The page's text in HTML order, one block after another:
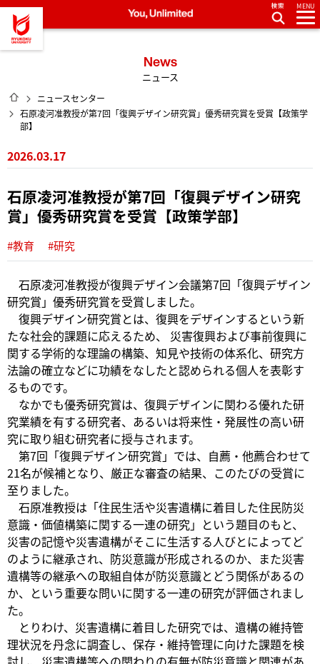
龍谷大学 You, Unlimited
MENU
News
ニュース
HOME
ニュースセンター
石原凌河准教授が第7回「復興デザイン研究賞」優秀研究賞を受賞【政策学
部】
2026.03.17
石原凌河准教授が第7回「復興デザイン研究
賞」優秀研究賞を受賞【政策学部】
#教育 #研究
石原凌河准教授が復興デザイン会議第7回「復興デザイン
研究賞」優秀研究賞を受賞しました。
復興デザイン研究賞とは、復興をデザインするという新
たな社会的課題に応えるため、 災害復興および事前復興に
関する学術的な理論の構築、知見や技術の体系化、研究方
法論の確立などに功績をなしたと認められる個人を表彰す
るものです。
なかでも優秀研究賞は、復興デザインに関わる優れた研
究業績を有する研究者、あるいは将来性・発展性の高い研
究に取り組む研究者に授与されます。
第7回「復興デザイン研究賞」では、自薦・他薦合わせて
21名が候補となり、厳正な審査の結果、このたびの受賞に
至りました。
石原准教授は「住民生活や災害遺構に着目した住民防災
意識・価値構築に関する一連の研究」という題目のもと、
災害の記憶や災害遺構がそこに生活する人びとによってど
のように継承され、防災意識が形成されるのか、また災害
遺構等の継承への取組自体が防災意識とどう関係があるの
か、という重要な問いに関する一連の研究が評価されまし
た。
とりわけ、災害遺構に着目した研究では、遺構の維持管
理状況を丹念に調査し、保存・維持管理に向けた課題を検